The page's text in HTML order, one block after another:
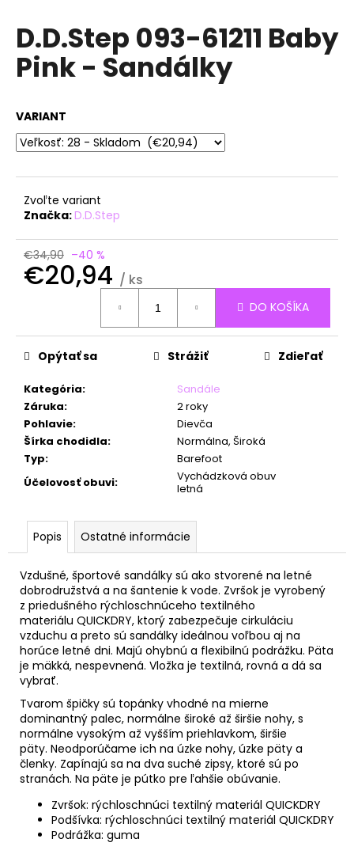
D.D.Step 093-61211 Baby
Pink - Sandálky
VARIANT
Zvoľte variant
Značka:D.D.Step
€34,90 –40 %
€20,94 / ks
DO KOŠÍKA
Kategória:
Sandále
Záruka:
2 roky
Pohlavie:
Dievča
Šírka chodidla:
Normálna, Široká
Typ:
Barefoot
Účelovosť obuvi:
Vychádzková obuv
letná
Opýtať sa Strážiť Zdieľať
Popis Ostatné informácie
Vzdušné, športové sandálky sú ako stvorené na letné
dobrodružstvá a na šantenie k vode. Zvršok je vyrobený
z priedušného rýchloschnúceho textilného
materiálu QUICKDRY, ktorý zabezpečuje cirkuláciu
vzduchu a preto sú sandálky ideálnou voľbou aj na
horúce letné dni. Majú ohybnú a flexibilnú podrážku. Päta
je mäkká, nespevnená. Vložka je textilná, rovná a dá sa
vybrať.
Tvarom špičky sú topánky vhodné na mierne
dominantný palec, normálne široké až širšie nohy, s
normálne vysokým až vyšším priehlavkom, širšie
päty. Neodporúčame ich na úzke nohy, úzke päty a
členky. Zapínajú sa na dva suché zipsy, ktoré sú po
stranách. Na päte je pútko pre ľahšie obúvanie.
Zvršok: rýchloschnúci textilný materiál QUICKDRY
Podšívka: rýchloschnúci textilný materiál QUICKDRY
Podrážka: guma
j
s
ť
O
d
ú
č
m
e